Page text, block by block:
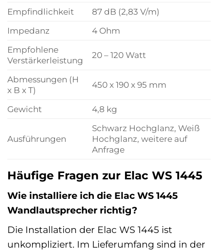
Empfindlichkeit
87 dB (2,83 V/m)
Impedanz
4 Ohm
Empfohlene
Verstärkerleistung
20 – 120 Watt
Abmessungen (H
x B x T)
450 x 190 x 95 mm
Gewicht 4,8 kg
Ausführungen
Schwarz Hochglanz, Weiß
Hochglanz, weitere auf
Anfrage
Häufige Fragen zur Elac WS 1445
Wie installiere ich die Elac WS 1445
Wandlautsprecher richtig?
Die Installation der Elac WS 1445 ist
unkompliziert. Im Lieferumfang sind in der